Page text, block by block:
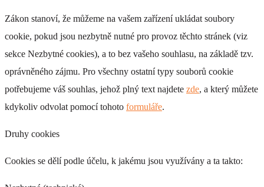
Zákon stanoví, že můžeme na vašem zařízení ukládat soubory
cookie, pokud jsou nezbytně nutné pro provoz těchto stránek (viz
sekce Nezbytné cookies), a to bez vašeho souhlasu, na základě tzv.
oprávněného zájmu. Pro všechny ostatní typy souborů cookie
potřebujeme váš souhlas, jehož plný text najdete zde, a který můžete
kdykoliv odvolat pomocí tohoto formuláře.
Druhy cookies
Cookies se dělí podle účelu, k jakému jsou využívány a ta takto: